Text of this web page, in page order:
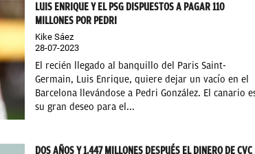
LUIS ENRIQUE Y EL PSG DISPUESTOS A PAGAR 110
MILLONES POR PEDRI
Kike Sáez
28-07-2023
El recién llegado al banquillo del Paris Saint-
Germain, Luis Enrique, quiere dejar un vacío en el
Barcelona llevándose a Pedri González. El canario
su gran deseo para el...
DOS AÑOS Y 1.447 MILLONES DESPUÉS EL DINERO DE CVC